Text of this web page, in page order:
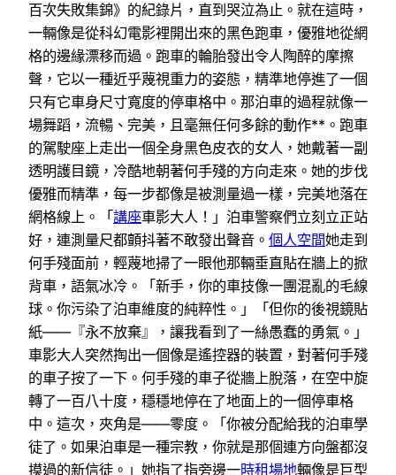
百次失敗集錦》的紀錄片，直到哭泣為止。就在這時，
一輛像是從科幻電影裡開出來的黑色跑車，優雅地從網
格的邊緣漂移而過。跑車的輪胎發出令人陶醉的摩擦
聲，它以一種近乎蔑視重力的姿態，精準地停進了一個
只有它車身尺寸寬度的停車格中。那泊車的過程就像一
場舞蹈，流暢、完美，且毫無任何多餘的動作**。跑車
的駕駛座上走出一個全身黑色皮衣的女人，她戴著一副
透明護目鏡，冷酷地朝著何手殘的方向走來。她的步伐
優雅而精準，每一步都像是被測量過一樣，完美地落在
網格線上。「講座車影大人！」泊車警察們立刻立正站
好，連測量尺都顫抖著不敢發出聲音。 個人空間她走到
何手殘面前，輕蔑地掃了一眼他那輛垂直貼在牆上的掀
背車，語氣冰冷。「新手，你的車技像一團混亂的毛線
球。你污染了泊車維度的純粹性。」「但你的後視鏡貼
紙——『永不放棄』，讓我看到了一絲愚蠢的勇氣。」
車影大人突然掏出一個像是遙控器的裝置，對著何手殘
的車子按了一下。何手殘的車子從牆上脫落，在空中旋
轉了一百八十度，穩穩地停在了地面上的一個停車格
中。這次，夾角是——零度。「你被分配給我的泊車學
徒了。如果泊車是一種宗教，你就是那個連方向盤都沒
摸過的新信徒。」她指了指旁邊一時租場地輛像是巨型